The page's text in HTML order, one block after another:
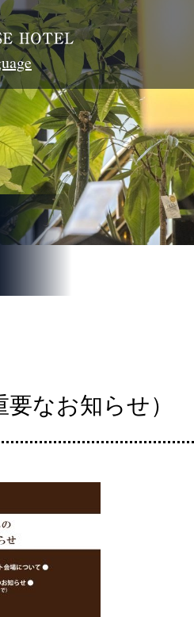
なお知らせ）